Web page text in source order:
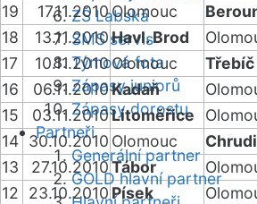
ZŠ Labská
SMS servis
Týmová fota
Zápasy juniorů
Zápasy dorostu
Partneři
Generální partner
GOLD hlavní partner
19
17.11.2010Olomouc
18
13.11.2010Havl. Brod
17
10.11.2010Olomouc Třebíč
16
06.11.2010Kadaň
15
03.11.2010Litoměřice
14 30.10.2010 Olomouc
13
27.10.2010Tábor
12
23.10.2010 Písek